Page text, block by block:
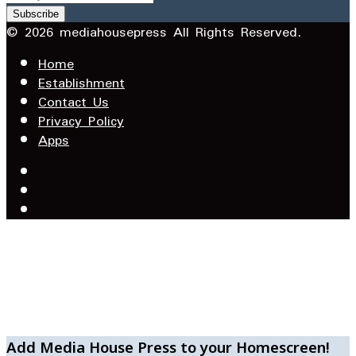
your
Email
© 2026 mediahousepress All Rights Reserved.
Home
Establishment
Contact Us
Privacy Policy
Apps
Add Media House Press to your Homescreen!